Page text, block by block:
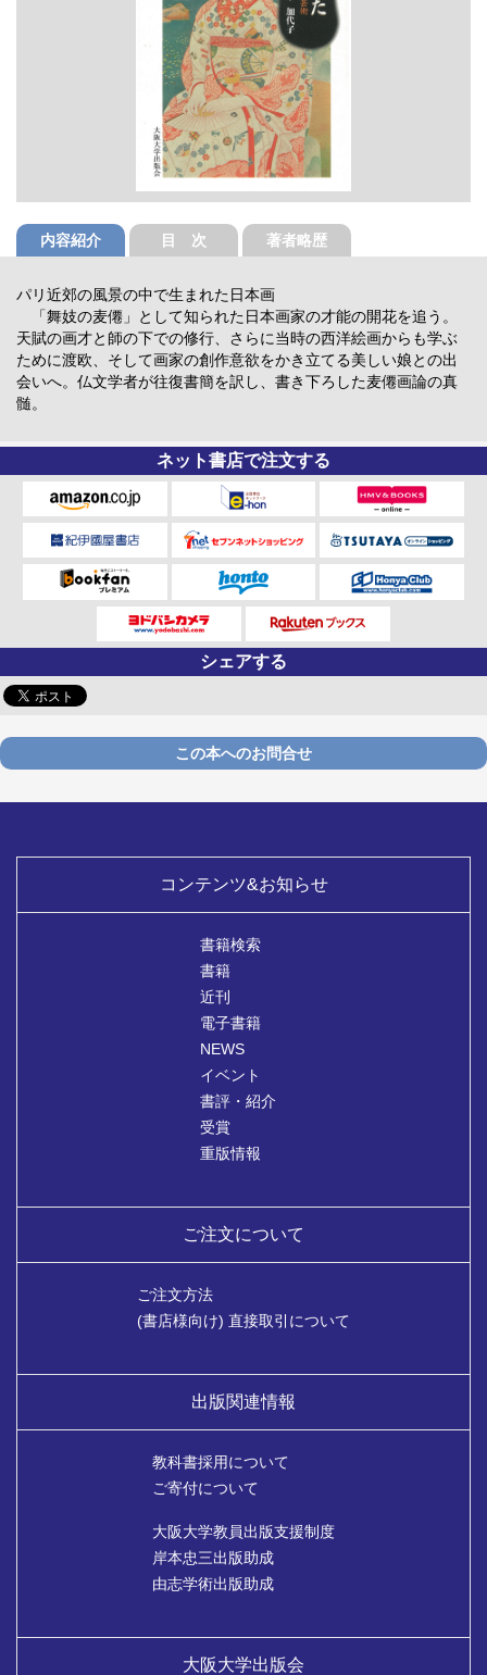
内容紹介 目 次 著者略歴
パリ近郊の風景の中で生まれた日本画
「舞妓の麦僊」として知られた日本画家の才能の開花を追う。
天賦の画才と師の下での修行、さらに当時の西洋絵画からも学ぶ
ために渡欧、そして画家の創作意欲をかき立てる美しい娘との出
会いへ。仏文学者が往復書簡を訳し、書き下ろした麦僊画論の真
髄。
ネット書店で注文する
シェアする
この本へのお問合せ
コンテンツ&お知らせ
書籍検索
書籍
近刊
電子書籍
NEWS
イベント
書評・紹介
受賞
重版情報
ご注文について
ご注文方法
(書店様向け) 直接取引について
出版関連情報
教科書採用について
ご寄付について
大阪大学教員出版支援制度
岸本忠三出版助成
由志学術出版助成
大阪大学出版会